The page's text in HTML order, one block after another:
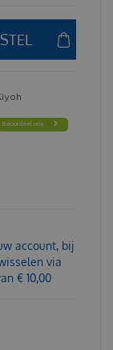
account, bij
via
€ 10,00